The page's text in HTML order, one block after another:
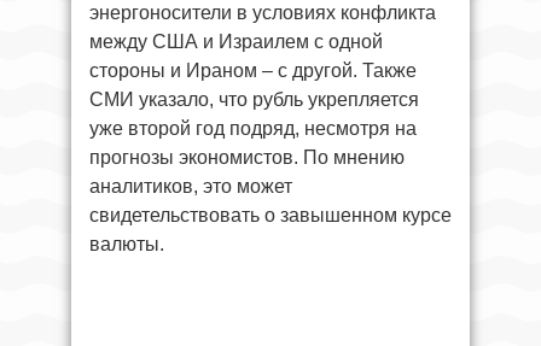
энергоносители в условиях конфликта
между США и Израилем с одной
стороны и Ираном – с другой. Также
СМИ указало, что рубль укрепляется
уже второй год подряд, несмотря на
прогнозы экономистов. По мнению
аналитиков, это может
свидетельствовать о завышенном курсе
валюты.